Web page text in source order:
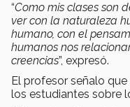
“Como mis clases son
ver con la naturaleza
humano, con el
humanos nos
creencias”, expresó.
El profesor señalo
los estudiantes sobre